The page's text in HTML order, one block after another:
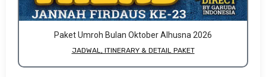
Paket Umroh Bulan Oktober Alhusna 2026
JADWAL, ITINERARY & DETAIL PAKET